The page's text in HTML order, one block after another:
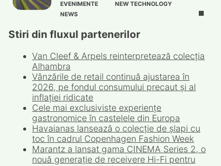
EVENIMENTE
NEW TECHNOLOGY
NEWS
Stiri din fluxul partenerilor
Van Cleef & Arpels reinterpretează colecția
Alhambra